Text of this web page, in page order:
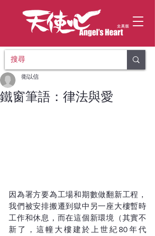
鐵窗筆語：律法與愛
衛以信
因為署方要為工場和期數做翻新工程，
我們被安排搬遷到獄中另一座大樓暫時
工作和休息，而在這個新環境（其實不
新了，這幢大樓建於上世紀80年代